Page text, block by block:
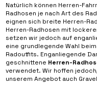
Natürlich können Herren-
Radhosen je nach Art des
eignen sich breite Herren-
Herren-Radhosen mit
setzen wir jedoch auf
eine grundlegende Wahl
Radoutfits. Enganliegende
geschnittene Herren-
verwendet. Wir hoffen
unserem Angebot auch